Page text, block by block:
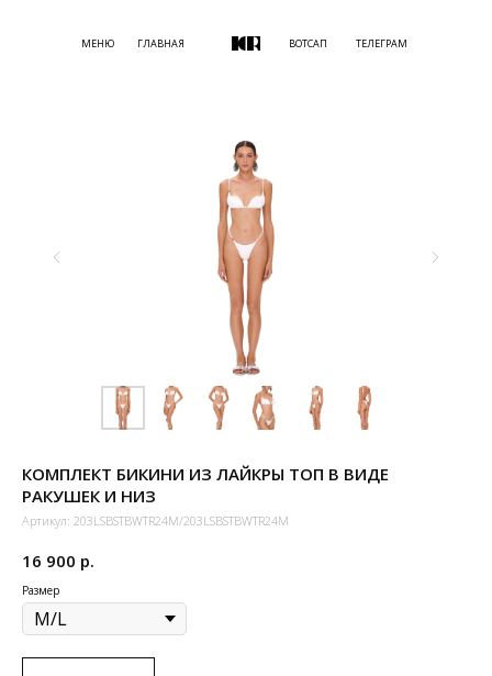
ВОТСАП ТЕЛЕГРАМ
МЕНЮ ГЛАВНАЯ
КОМПЛЕКТ БИКИНИ ИЗ ЛАЙКРЫ ТОП В ВИДЕ
РАКУШЕК И НИЗ
Артикул: 203LSBSTBWTR24M/203LSBSTBWTR24M
16 900 р.
Размер